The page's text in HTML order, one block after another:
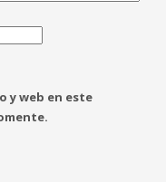
y web en este